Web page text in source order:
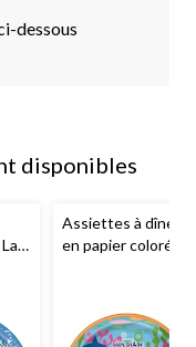
dessous
disponibles
et
Assiettes à dîner
en papier colorées